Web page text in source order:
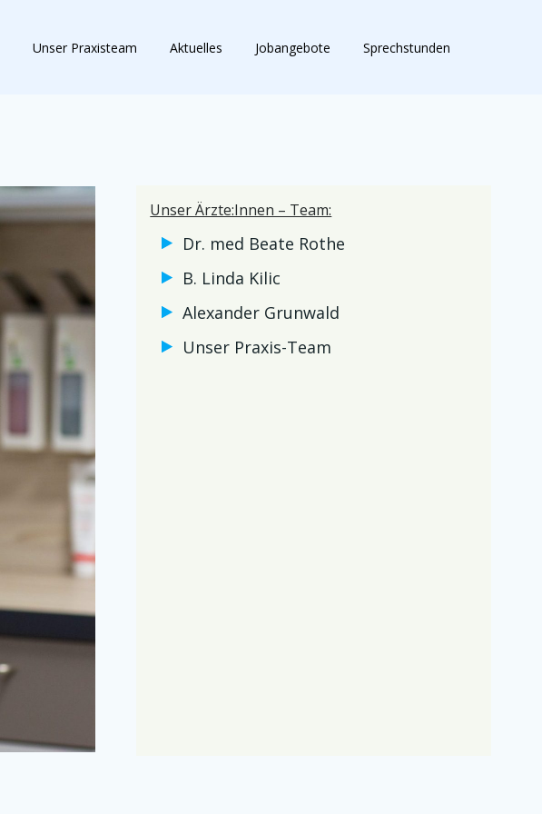
Unser Praxisteam Aktuelles Jobangebote Sprechstunden
Unser Ärzte:Innen – Team:
Dr. med Beate Rothe
B. Linda Kilic
Alexander Grunwald
Unser Praxis-Team